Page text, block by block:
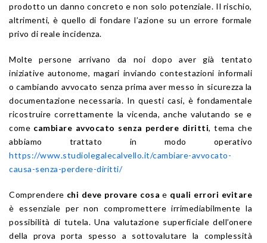
prodotto un danno concreto e non solo potenziale. Il rischio,
altrimenti, è quello di fondare l’azione su un errore formale
privo di reale incidenza.
Molte persone arrivano da noi dopo aver già tentato
iniziative autonome, magari inviando contestazioni informali
o cambiando avvocato senza prima aver messo in sicurezza la
documentazione necessaria. In questi casi, è fondamentale
ricostruire correttamente la vicenda, anche valutando se e
come cambiare avvocato senza perdere diritti, tema che
abbiamo trattato in modo operativo
https://www.studiolegalecalvello.it/cambiare-avvocato-
causa-senza-perdere-diritti/
Comprendere chi deve provare cosa e quali errori evitare
è essenziale per non compromettere irrimediabilmente la
possibilità di tutela. Una valutazione superficiale dell’onere
della prova porta spesso a sottovalutare la complessità